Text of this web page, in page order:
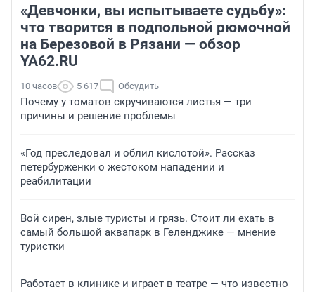
«Девчонки, вы испытываете судьбу»:
что творится в подпольной рюмочной
на Березовой в Рязани — обзор
YA62.RU
10 часов 5 617 Обсудить
Почему у томатов скручиваются листья — три
причины и решение проблемы
«Год преследовал и облил кислотой». Рассказ
петербурженки о жестоком нападении и
реабилитации
Вой сирен, злые туристы и грязь. Стоит ли ехать в
самый большой аквапарк в Геленджике — мнение
туристки
Работает в клинике и играет в театре — что известно